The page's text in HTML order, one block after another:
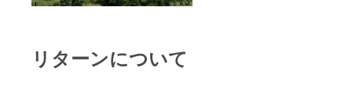
リターンについて